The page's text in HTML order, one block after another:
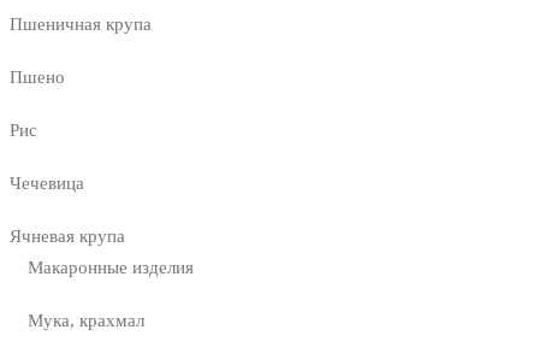
Пшеничная крупа
Пшено
Рис
Чечевица
Ячневая крупа
Макаронные изделия
Мука, крахмал